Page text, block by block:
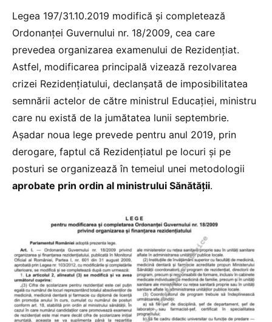
Legea 197/31.10.2019 modifică şi completează
Ordonanţei Guvernului nr. 18/2009, cea care
prevedea organizarea examenului de Rezidențiat.
Astfel, modificarea principală vizează rezolvarea
crizei Rezidențiatului, declanșată de imposibilitatea
semnării actelor de către ministrul Educației, ministru
care nu există de la jumătatea lunii septembrie.
Așadar noua lege prevede pentru anul 2019, prin
derogare, faptul că Rezidenţiatul pe locuri şi pe
posturi se organizează în temeiul unei metodologii
aprobate prin ordin al ministrului Sănătăţii.